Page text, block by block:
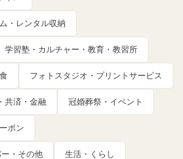
・レンタル収納
学習塾・カルチャー・教育・教習所
フォトスタジオ・プリントサービス
共済・金融 冠婚葬祭・イベント
ポン
・その他 生活・くらし